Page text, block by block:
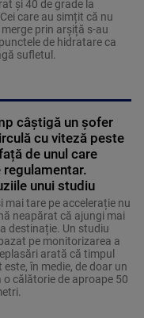
și 40 de grade la
care au simțit că nu
prin arșiță s-au
de hidratare ca
sufletul.
câștigă un șofer
cu viteză peste
de unul care
regulamentar.
unui studiu
mai tare pe accelerație nu
neapărat că ajungi mai
destinație. Un studiu
pe monitorizarea a
arată că timpul
în medie, de doar un
o călătorie de aproape 50